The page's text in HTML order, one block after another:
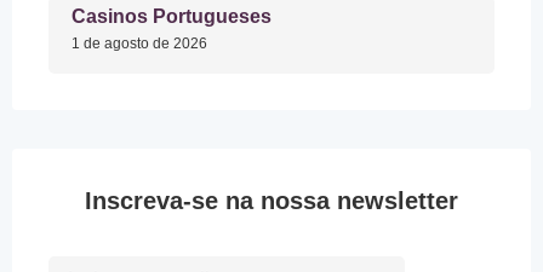
Casinos Portugueses
1 de agosto de 2026
Inscreva-se na nossa newsletter